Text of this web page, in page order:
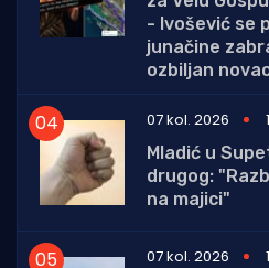
- Ivošević se
junačine
ozbiljan
07 kol. 2026
Mladić u
drugog:
na majici"
07 kol. 2026